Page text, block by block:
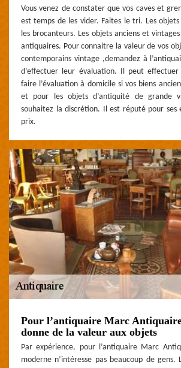
Vous venez de constater que vos caves et
est temps de les vider. Faites le tri. Les
les brocanteurs. Les objets anciens et
antiquaires. Pour connaitre la valeur de vos
contemporains vintage ,demandez à
d’effectuer leur évaluation. Il peut
faire l’évaluation à domicile si vos biens
et pour les objets d’antiquité de grande
souhaitez la discrétion. Il est réputé pour ses
prix.
Pour l’antiquaire Marc
donne de la valeur aux objets
Par expérience, pour l’antiquaire Marc
moderne n’intéresse pas beaucoup de gens.